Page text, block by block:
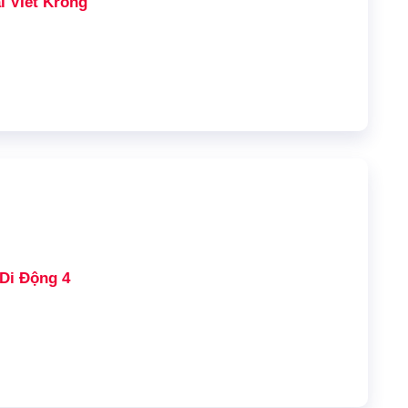
Di Động 4